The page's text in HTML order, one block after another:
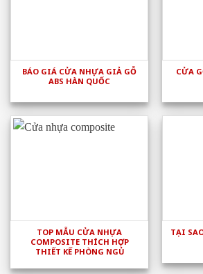
BÁO GIÁ CỬA NHỰA GIẢ GỖ
ABS HÀN QUỐC
CỬA
TOP MẪU CỬA NHỰA
COMPOSITE THÍCH HỢP
THIẾT KẾ PHÒNG NGỦ
TẠI